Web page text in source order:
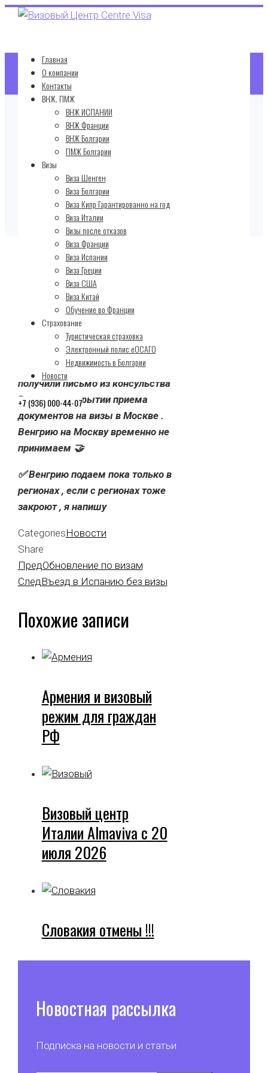
Главная
О компании
Контакты
ВНЖ. ПМЖ
ВНЖ ИСПАНИИ
ВНЖ Франции
ВНЖ Болгарии
ПМЖ Болгарии
Визы
Виза Шенген
Виза Болгарии
Виза Кипр Гарантированно на год
Виза Италии
Визы после отказов
Виза Франции
Виза Испании
Виза Греции
Виза США
Виза Китай
Обучение во Франции
Страхование
Туристическая страховка
Электронный полис еОСАГО
Недвижимость в Болгарии
Новости
+7 (936) 000-44-07
Статья
Главная
Новости
Информация по визам Венгрии
Информация по
визам Венгрии
nak18On05.07.2026
Друзья, сегодня мы
получили письмо из консульства
Венгрии о закрытии приема
документов на визы в Москве .
Венгрию на Москву временно не
принимаем 🤝
✅ Венгрию подаем пока только в
регионах , если с регионах тоже
закроют , я напишу
CategoriesНовости
Share
Facebook
Twitter
LinkedIn
Pinterest
Stumbleupon
Email
ПредОбновление по визам
СледВъезд в Испанию без визы
Похожие записи
Армения и визовый
режим для граждан
РФ
Визовый центр
Италии Almaviva с 20
июля 2026
Словакия отмены !!!
Новостная рассылка
Подписка на новости и статьи